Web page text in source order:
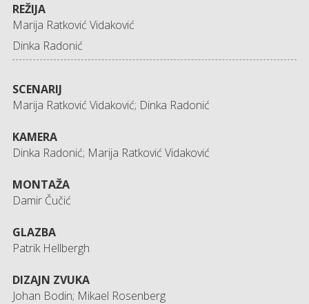
REŽIJA
Marija Ratković Vidaković
Dinka Radonić
SCENARIJ
Marija Ratković Vidaković; Dinka Radonić
KAMERA
Dinka Radonić; Marija Ratković Vidaković
MONTAŽA
Damir Čučić
GLAZBA
Patrik Hellbergh
DIZAJN ZVUKA
Johan Bodin; Mikael Rosenberg